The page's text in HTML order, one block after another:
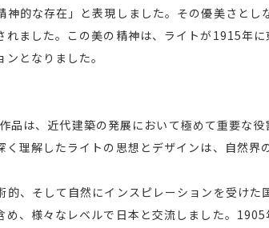
神的な存在」と表現しました。その優美さとし
れました。この美の精神は、ライトが1915年
となりました。
は、近代建築の発展において極めて重要な
理解したライトの思想とデザインは、自然界
、そして自然にインスピレーションを受けた
、様々なレベルで日本と交流しました。1905